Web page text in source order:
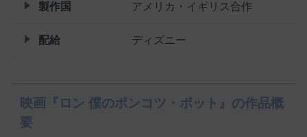
製作国 アメリカ・イギリス合作
配給 ディズニー
映画『ロン 僕のポンコツ・ボット』の作品概
要